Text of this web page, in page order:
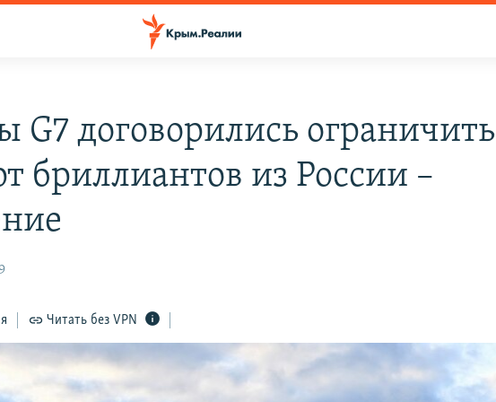
G7 договорились ограничить
бриллиантов из России –
Читать без VPN